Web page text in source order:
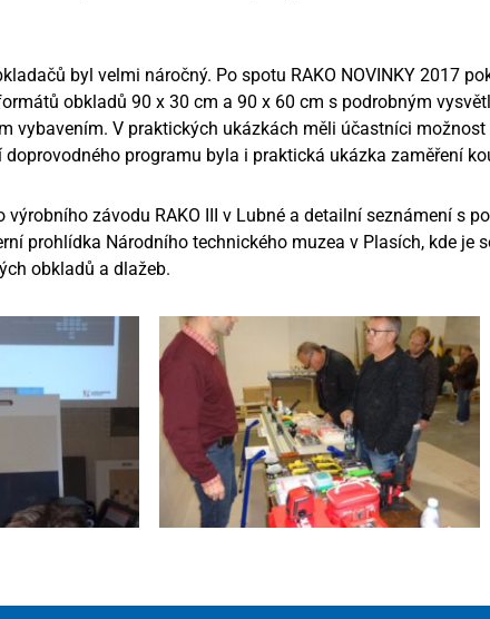
byl velmi náročný. Po spotu RAKO NOVINKY 2017
obkladů 90 x 30 cm a 90 x 60 cm s podrobným
vybavením. V praktických ukázkách měli účastníci
doprovodného programu byla i praktická ukázka zaměření
výrobního závodu RAKO III v Lubné a detailní seznámení s
prohlídka Národního technického muzea v Plasích, kde je
obkladů a dlažeb.